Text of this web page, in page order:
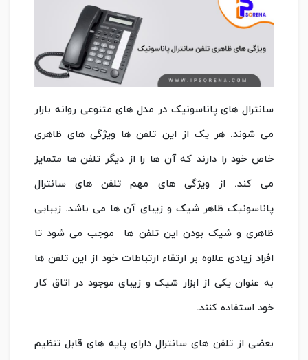
سانترال های پاناسونیک در مدل های متنوعی روانه بازار
می شوند. هر یک از این تلفن ها ویژگی های ظاهری
خاص خود را دارند که آن ها را از دیگر تلفن ها متمایز
می کند. از ویژگی های مهم تلفن های سانترال
پاناسونیک ظاهر شیک و زیبای آن ها می باشد. زیبایی
ظاهری و شیک بودن این تلفن ها موجب می شود تا
افراد زیادی علاوه بر ارتقاء ارتباطات خود از این تلفن ها
به عنوان یکی از ابزار شیک و زیبای موجود در اتاق کار
خود استفاده کنند.
بعضی از تلفن های سانترال دارای پایه های قابل تنظیم